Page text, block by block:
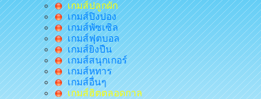
เกมส์ปลูกผัก
เกมส์ปิงปอง
เกมส์พัซเซิล
เกมส์ฟุตบอล
เกมส์ยิงปืน
เกมส์สนุกเกอร์
เกมส์หทาร
เกมส์อื่นๆ
เกมส์ฮิตตลอดกาล